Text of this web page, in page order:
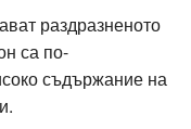
раздразненото
са по-
съдържание на